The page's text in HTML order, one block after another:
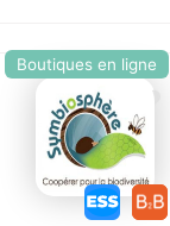
Boutiques en ligne